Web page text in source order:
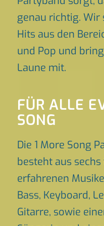
genau richtig.
Hits aus den
und Pop und
Laune mit.
FÜR ALLE
SONG
Die 1 More Song
besteht aus
erfahrenen
Bass, Keyboard,
Gitarre, sowie